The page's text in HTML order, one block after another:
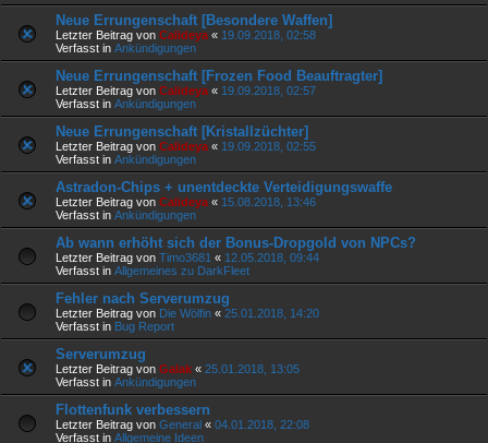
Neue Errungenschaft [Besondere Waffen]
Letzter Beitrag von Calideya « 19.09.2018, 02:58
Verfasst in Ankündigungen
Neue Errungenschaft [Frozen Food Beauftragter]
Letzter Beitrag von Calideya « 19.09.2018, 02:57
Verfasst in Ankündigungen
Neue Errungenschaft [Kristallzüchter]
Letzter Beitrag von Calideya « 19.09.2018, 02:55
Verfasst in Ankündigungen
Astradon-Chips + unentdeckte Verteidigungswaffe
Letzter Beitrag von Calideya « 15.08.2018, 13:46
Verfasst in Ankündigungen
Ab wann erhöht sich der Bonus-Dropgold von NPCs?
Letzter Beitrag von Timo3681 « 12.05.2018, 09:44
Verfasst in Allgemeines zu DarkFleet
Fehler nach Serverumzug
Letzter Beitrag von Die Wölfin « 25.01.2018, 14:20
Verfasst in Bug Report
Serverumzug
Letzter Beitrag von Galak « 25.01.2018, 13:05
Verfasst in Ankündigungen
Flottenfunk verbessern
Letzter Beitrag von General « 04.01.2018, 22:08
Verfasst in Allgemeine Ideen